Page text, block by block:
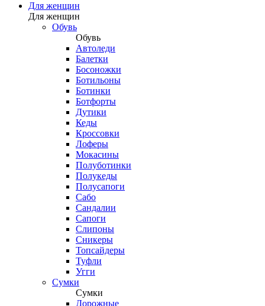
Для женщин
Для женщин
Обувь
Обувь
Автоледи
Балетки
Босоножки
Ботильоны
Ботинки
Ботфорты
Дутики
Кеды
Кроссовки
Лоферы
Мокасины
Полуботинки
Полукеды
Полусапоги
Сабо
Сандалии
Сапоги
Слипоны
Сникеры
Топсайдеры
Туфли
Угги
Сумки
Сумки
Дорожные